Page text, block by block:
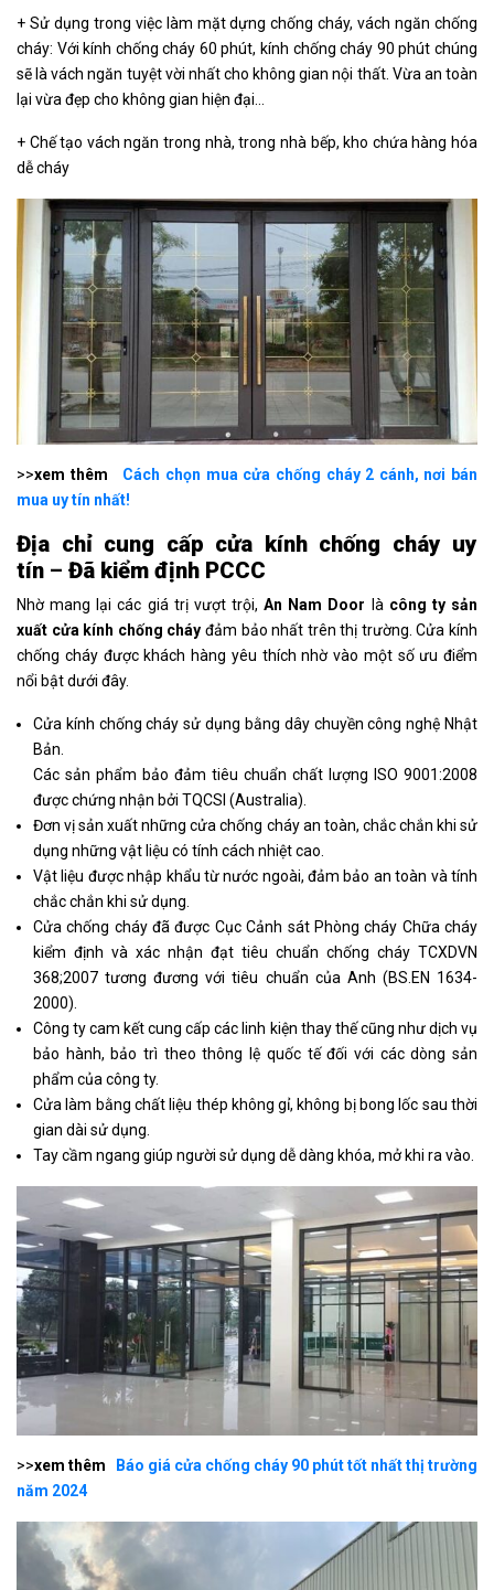
+ Sử dụng trong việc làm mặt dựng chống cháy, vách ngăn chống
cháy: Với kính chống cháy 60 phút, kính chống cháy 90 phút chúng
sẽ là vách ngăn tuyệt vời nhất cho không gian nội thất. Vừa an toàn
lại vừa đẹp cho không gian hiện đại…
+ Chế tạo vách ngăn trong nhà, trong nhà bếp, kho chứa hàng hóa
dễ cháy
>>xem thêm
Cách chọn mua cửa chống cháy 2 cánh, nơi bán
mua uy tín nhất!
Địa chỉ cung cấp cửa kính chống cháy uy
tín – Đã kiểm định PCCC
Nhờ mang lại các giá trị vượt trội,An Nam Door là công ty sản
xuất cửa kính chống cháy đảm bảo nhất trên thị trường. Cửa kính
chống cháy được khách hàng yêu thích nhờ vào một số ưu điểm
nổi bật dưới đây.
Cửa kính chống cháy sử dụng bằng dây chuyền công nghệ Nhật
Bản.
Các sản phẩm bảo đảm tiêu chuẩn chất lượng ISO 9001:2008
được chứng nhận bởi TQCSI (Australia).
Đơn vị sản xuất những cửa chống cháy an toàn, chắc chắn khi sử
dụng những vật liệu có tính cách nhiệt cao.
Vật liệu được nhập khẩu từ nước ngoài, đảm bảo an toàn và tính
chắc chắn khi sử dụng.
Cửa chống cháy đã được Cục Cảnh sát Phòng cháy Chữa cháy
kiểm định và xác nhận đạt tiêu chuẩn chống cháy TCXDVN
368;2007 tương đương với tiêu chuẩn của Anh (BS.EN 1634-
2000).
Công ty cam kết cung cấp các linh kiện thay thế cũng như dịch vụ
bảo hành, bảo trì theo thông lệ quốc tế đối với các dòng sản
phẩm của công ty.
Cửa làm bằng chất liệu thép không gỉ, không bị bong lốc sau thời
gian dài sử dụng.
Tay cầm ngang giúp người sử dụng dễ dàng khóa, mở khi ra vào.
>>xem thêm
Báo giá cửa chống cháy 90 phút tốt nhất thị trường
năm 2024